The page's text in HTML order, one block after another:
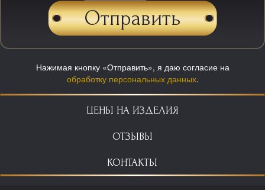
Нажимая кнопку «Отправить», я даю согласие на
обработку персональных данных.
ЦЕНЫ НА ИЗДЕЛИЯ
ОТЗЫВЫ
КОНТАКТЫ